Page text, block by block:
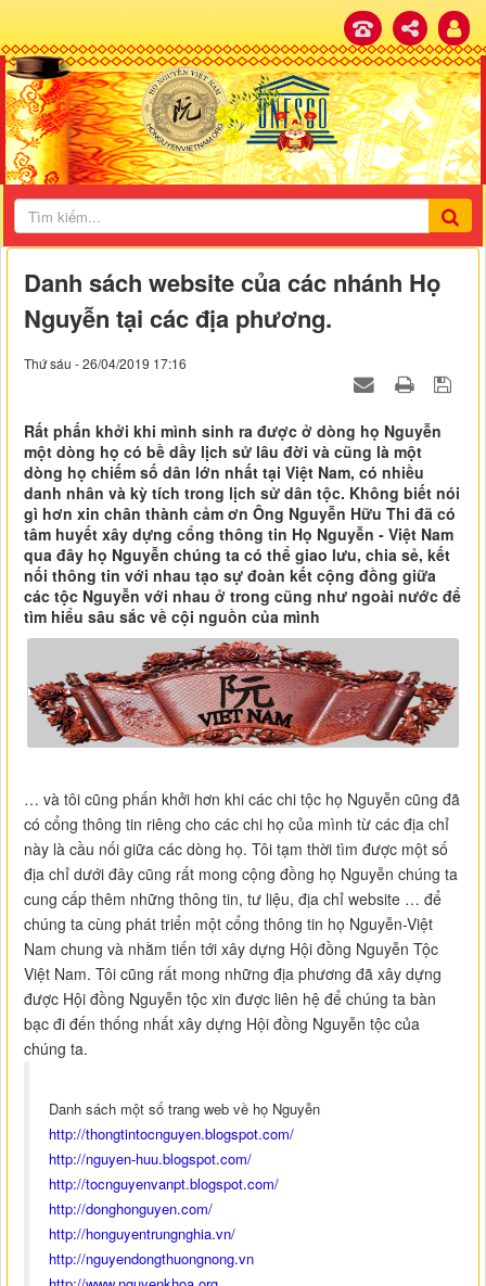
Danh sách website của các nhánh Họ
Nguyễn tại các địa phương.
Thứ sáu - 26/04/2019 17:16
Rất phấn khởi khi mình sinh ra được ở dòng họ Nguyễn
một dòng họ có bề dầy lịch sử lâu đời và cũng là một
dòng họ chiếm số dân lớn nhất tại Việt Nam, có nhiều
danh nhân và kỳ tích trong lịch sử dân tộc. Không biết nói
gì hơn xin chân thành cảm ơn Ông Nguyễn Hữu Thi đã có
tâm huyết xây dựng cổng thông tin Họ Nguyễn - Việt Nam
qua đây họ Nguyễn chúng ta có thể giao lưu, chia sẻ, kết
nối thông tin với nhau tạo sự đoàn kết cộng đồng giữa
các tộc Nguyễn với nhau ở trong cũng như ngoài nước để
tìm hiểu sâu sắc về cội nguồn của mình
… và tôi cũng phấn khởi hơn khi các chi tộc họ Nguyễn cũng đã
có cổng thông tin riêng cho các chi họ của mình từ các địa chỉ
này là cầu nối giữa các dòng họ. Tôi tạm thời tìm được một số
địa chỉ dưới đây cũng rất mong cộng đồng họ Nguyễn chúng ta
cung cấp thêm những thông tin, tư liệu, địa chỉ website … để
chúng ta cùng phát triển một cổng thông tin họ Nguyễn-Việt
Nam chung và nhằm tiến tới xây dựng Hội đồng Nguyễn Tộc
Việt Nam. Tôi cũng rất mong những địa phương đã xây dựng
được Hội đồng Nguyễn tộc xin được liên hệ để chúng ta bàn
bạc đi đến thống nhất xây dựng Hội đồng Nguyễn tộc của
chúng ta.
Danh sách một số trang web về họ Nguyễn
http://thongtintocnguyen.blogspot.com/
http://nguyen-huu.blogspot.com/
http://tocnguyenvanpt.blogspot.com/
http://donghonguyen.com/
http://honguyentrungnghia.vn/
http://nguyendongthuongnong.vn